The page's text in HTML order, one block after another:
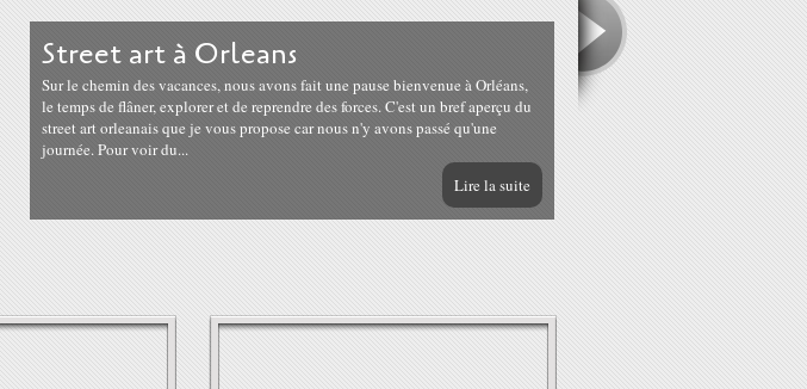
Street art à Orleans
Sur le chemin des vacances, nous avons fait une pause bienvenue à Orléans,
le temps de flâner, explorer et de reprendre des forces. C'est un bref aperçu du
street art orleanais que je vous propose car nous n'y avons passé qu'une
journée. Pour voir du...
Lire la suite